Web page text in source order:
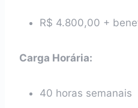
R$ 4.800,00 +
Carga Horária:
40 horas semanais